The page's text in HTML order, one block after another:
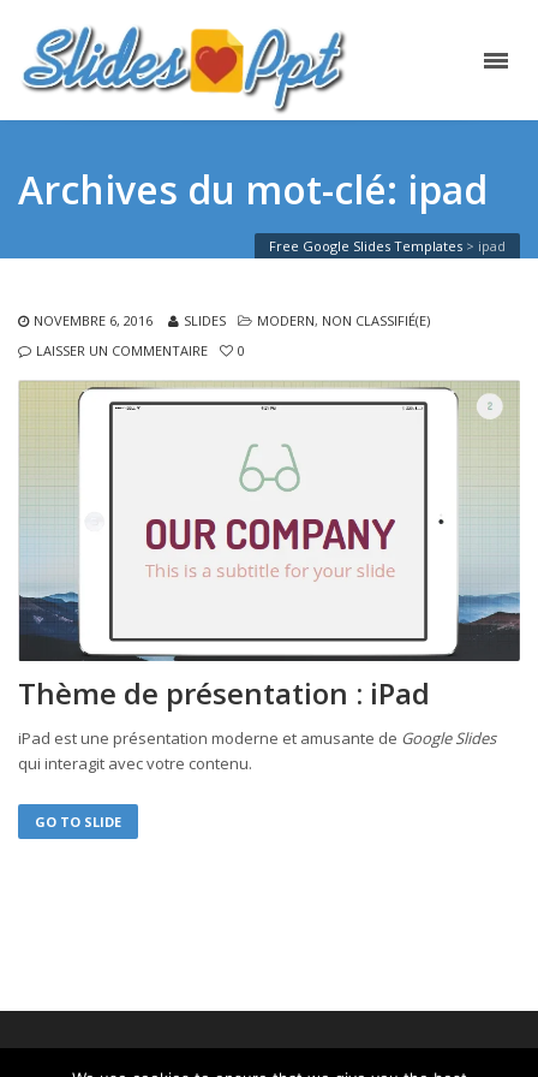
Archives du mot-clé: ipad
Free Google Slides Templates > ipad
NOVEMBRE 6, 2016 SLIDES MODERN, NON CLASSIFIÉ(E)
LAISSER UN COMMENTAIRE
0
Thème de présentation : iPad
iPad est une présentation moderne et amusante de Google Slides
qui interagit avec votre contenu.
GO TO SLIDE